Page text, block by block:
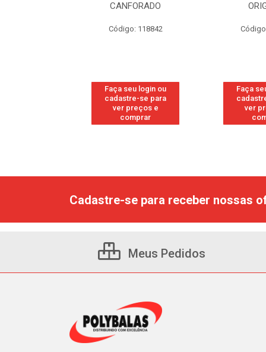
CANFORADO
Código: 118842
Faça seu login ou
cadastre-se para
ver preços e
comprar
Faça
ver
Cadastre-se para receber nossas
Meus Pedidos